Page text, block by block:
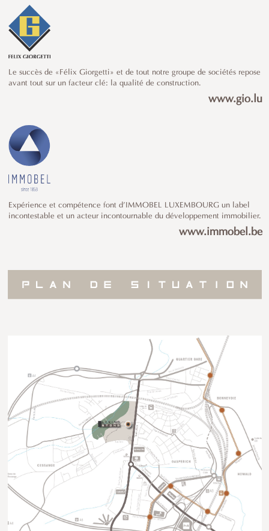
Le succès de «Félix Giorgetti» et de tout notre groupe de sociétés repose
avant tout sur un facteur clé: la qualité de construction.
www.gio.lu
Expérience et compétence font d’IMMOBEL LUXEMBOURG un label
incontestable et un acteur incontournable du développement immobilier.
www.immobel.be